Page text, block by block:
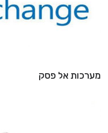
מערכות אל פסק